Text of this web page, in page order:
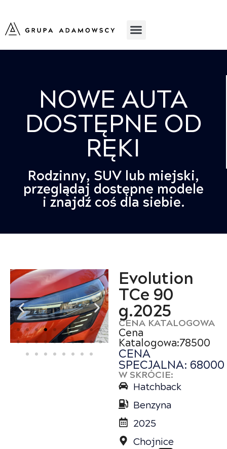
NOWE AUTA
DOSTĘPNE OD
RĘKI
Rodzinny, SUV lub miejski,
przeglądaj dostępne modele
i znajdź coś dla siebie.
Evolution
TCe 90
g.2025
CENA KATALOGOWA
Cena
Katalogowa:78500
CENA
SPECJALNA: 68000
W SKRÓCIE:
Hatchback
Benzyna
2025
Chojnice